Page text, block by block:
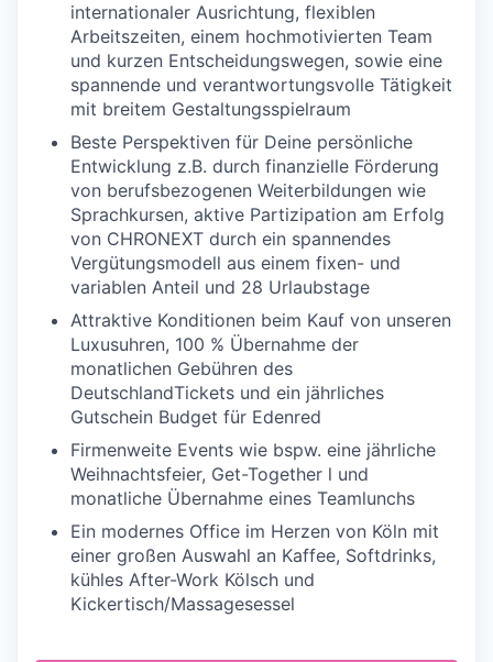
internationaler Ausrichtung, flexiblen
Arbeitszeiten, einem hochmotivierten Team
und kurzen Entscheidungswegen, sowie eine
spannende und verantwortungsvolle Tätigkeit
mit breitem Gestaltungsspielraum
Beste Perspektiven für Deine persönliche
Entwicklung z.B. durch finanzielle Förderung
von berufsbezogenen Weiterbildungen wie
Sprachkursen, aktive Partizipation am Erfolg
von CHRONEXT durch ein spannendes
Vergütungsmodell aus einem fixen- und
variablen Anteil und 28 Urlaubstage
Attraktive Konditionen beim Kauf von unseren
Luxusuhren, 100 % Übernahme der
monatlichen Gebühren des
DeutschlandTickets und ein jährliches
Gutschein Budget für Edenred
Firmenweite Events wie bspw. eine jährliche
Weihnachtsfeier, Get-Together l und
monatliche Übernahme eines Teamlunchs
Ein modernes Office im Herzen von Köln mit
einer großen Auswahl an Kaffee, Softdrinks,
kühles After-Work Kölsch und
Kickertisch/Massagesessel